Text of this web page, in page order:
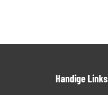
Handige Links